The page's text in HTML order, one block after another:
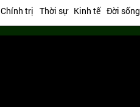
Chính trị Thời sự Kinh tế Đời sống